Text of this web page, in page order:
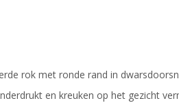
rok met ronde rand in
en kreuken op het gezicht